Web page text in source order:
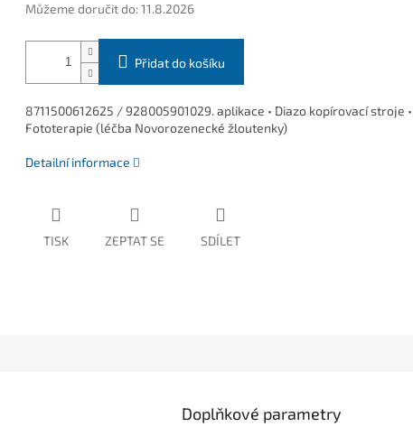
Můžeme doručit do:11.8.2026
Přidat do košíku
8711500612625 / 928005901029. aplikace • Diazo kopírovací stroje
Fototerapie (léčba Novorozenecké žloutenky)
Detailní informace
TISK ZEPTAT SE SDÍLET
Doplňkové parametry